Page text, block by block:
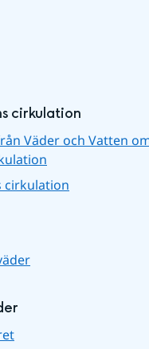
cirkulation
Väder och Vatten
cirkulation